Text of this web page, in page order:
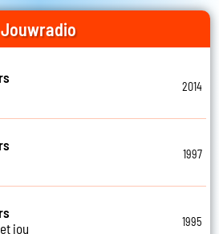
2014
1997
jou
1995